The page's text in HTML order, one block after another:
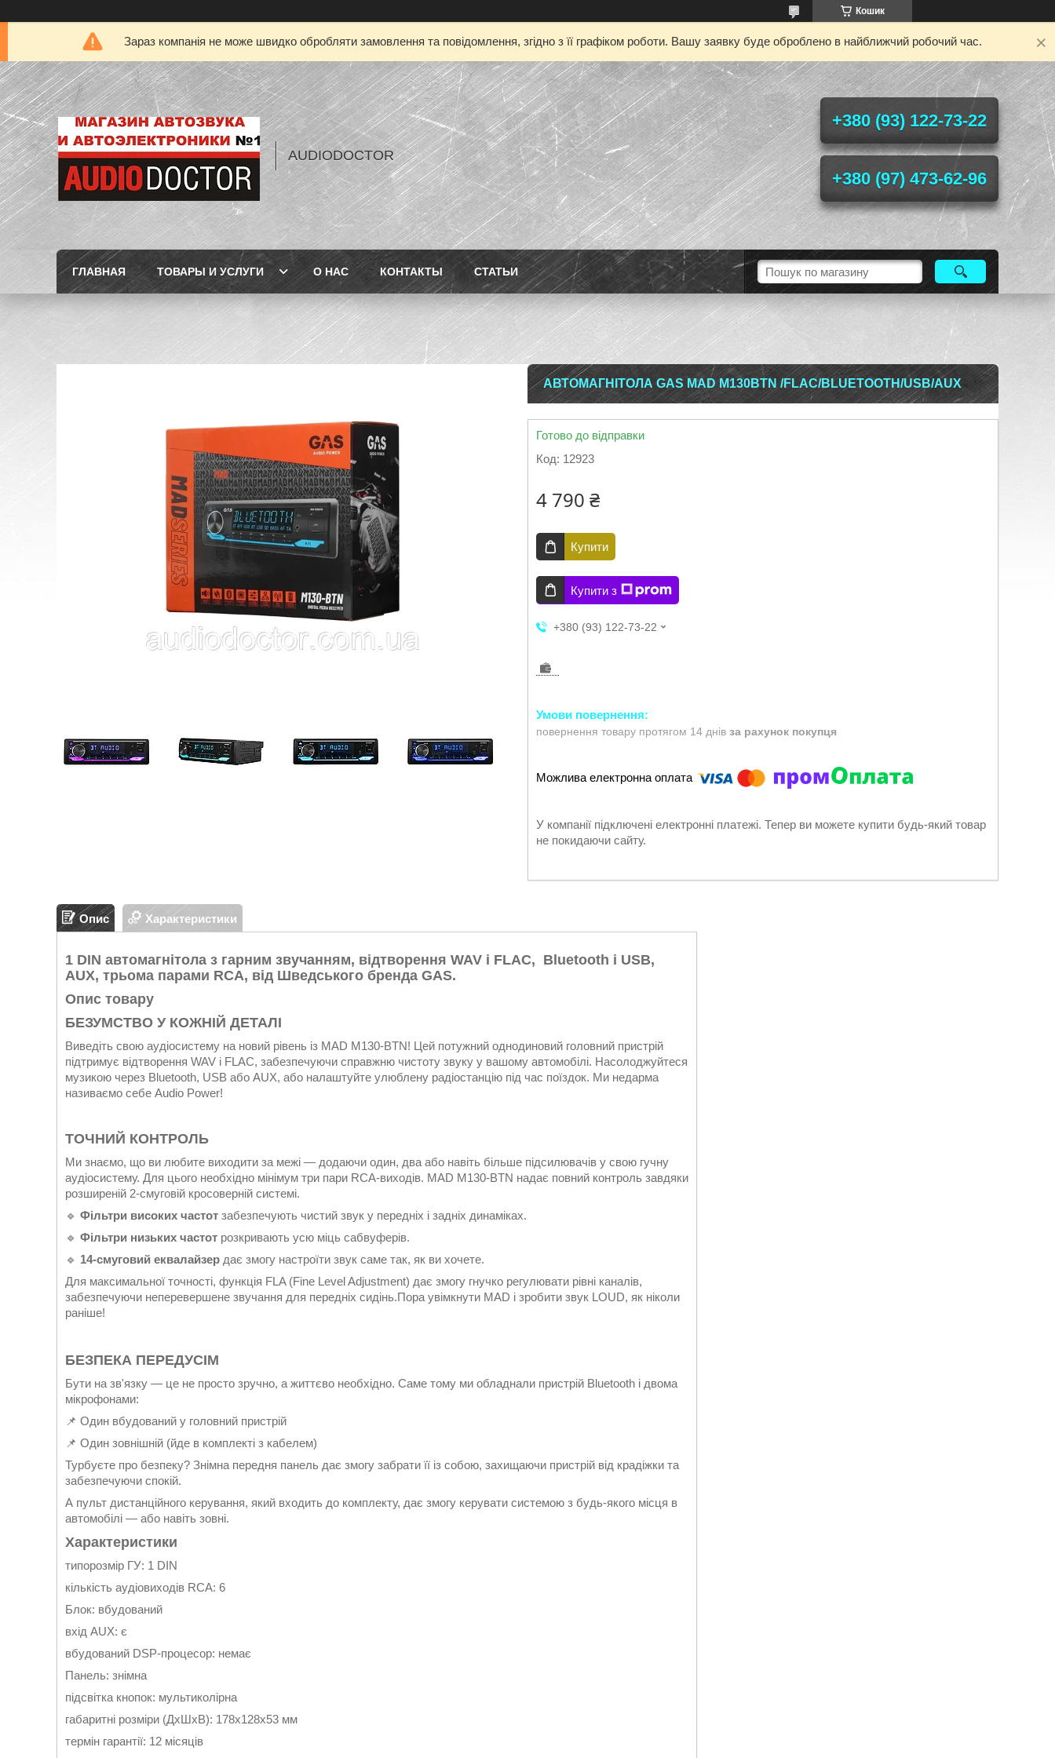
Кошик
Зараз компанія не може швидко обробляти замовлення та повідомлення, згідно з її графіком роботи. Вашу заявку буде оброблено в найближчий робочий час.
AUDIODOCTOR
+380 (93) 122-73-22
+380 (97) 473-62-96
ГЛАВНАЯ ТОВАРЫ И УСЛУГИ О НАС КОНТАКТЫ СТАТЬИ
АВТОМАГНІТОЛА GAS MAD M130BTN /FLAC/BLUETOOTH/USB/AUX
Готово до відправки
Код: 12923
4 790 ₴
Купити
Купити з
+380 (93) 122-73-22
повернення товару протягом 14 днів за рахунок покупця
У компанії підключені електронні платежі. Тепер ви можете купити будь-який товар
не покидаючи сайту.
Опис Характеристики
1 DIN автомагнітола з гарним звучанням, відтворення WAV і FLAC, Bluetooth і USB,
AUX, трьома парами RCA, від Шведського бренда GAS.
Опис товару
БЕЗУМСТВО У КОЖНІЙ ДЕТАЛІ
Виведіть свою аудіосистему на новий рівень із MAD M130-BTN! Цей потужний однодиновий головний пристрій
підтримує відтворення WAV і FLAC, забезпечуючи справжню чистоту звуку у вашому автомобілі. Насолоджуйтеся
музикою через Bluetooth, USB або AUX, або налаштуйте улюблену радіостанцію під час поїздок. Ми недарма
називаємо себе Audio Power!
ТОЧНИЙ КОНТРОЛЬ
Ми знаємо, що ви любите виходити за межі — додаючи один, два або навіть більше підсилювачів у свою гучну
аудіосистему. Для цього необхідно мінімум три пари RCA-виходів. MAD M130-BTN надає повний контроль завдяки
розширеній 2-смуговій кросоверній системі.
🔹 Фільтри високих частот забезпечують чистий звук у передніх і задніх динаміках.
🔹 Фільтри низьких частот розкривають усю міць сабвуферів.
🔹 14-смуговий еквалайзер дає змогу настроїти звук саме так, як ви хочете.
Для максимальної точності, функція FLA (Fine Level Adjustment) дає змогу гнучко регулювати рівні каналів,
забезпечуючи неперевершене звучання для передніх сидінь.Пора увімкнути MAD і зробити звук LOUD, як ніколи
раніше!
БЕЗПЕКА ПЕРЕДУСІМ
Бути на зв'язку — це не просто зручно, а життєво необхідно. Саме тому ми обладнали пристрій Bluetooth і двома
мікрофонами:
📌 Один вбудований у головний пристрій
📌 Один зовнішній (йде в комплекті з кабелем)
Турбуєте про безпеку? Знімна передня панель дає змогу забрати її із собою, захищаючи пристрій від крадіжки та
забезпечуючи спокій.
А пульт дистанційного керування, який входить до комплекту, дає змогу керувати системою з будь-якого місця в
автомобілі — або навіть зовні.
Характеристики
типорозмір ГУ: 1 DIN
кількість аудіовиходів RCA: 6
Блок: вбудований
вхід AUX: є
вбудований DSP-процесор: немає
Панель: знімна
підсвітка кнопок: мультиколірна
габаритні розміри (ДхШхВ): 178х128х53 мм
термін гарантії: 12 місяців